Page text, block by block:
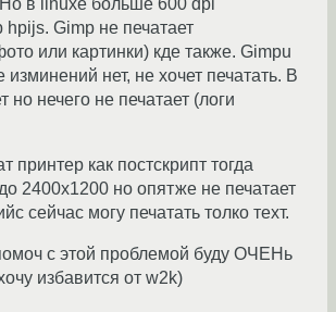
в linuxe больше 600 dpi
hpijs. Gimp не печатает
или картинки) кде также. Gimpu
нет, не хочет печатать. В
но нечего не печатает (логи
принтер как постскрипт тогда
2400х1200 но опятже не печатает
сейчас могу печатать толко техт.
с этой проблемой буду ОЧЕНь
избавится от w2k)